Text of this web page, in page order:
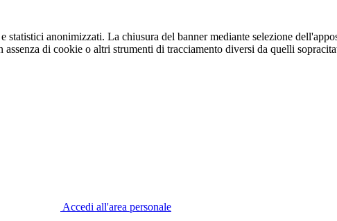
statistici anonimizzati. La chiusura del banner mediante selezione
di cookie o altri strumenti di tracciamento diversi da quelli
Accedi all'area personale